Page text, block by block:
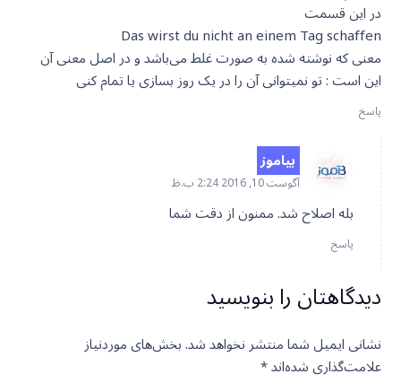
در این قسمت
Das wirst du nicht an einem Tag schaffen
معنی که نوشته شده به صورت غلط می‌باشد و در اصل معنی آن
این است : تو نمیتوانی‌ آن را در یک روز بسازی یا تمام کنی‌
پاسخ
بیاموز
آگوست 10, 2016 2:24 ب.ظ
بله اصلاح شد. ممنون از دقت شما
پاسخ
دیدگاهتان را بنویسید
نشانی ایمیل شما منتشر نخواهد شد.بخش‌های موردنیاز
علامت‌گذاری شده‌اند*